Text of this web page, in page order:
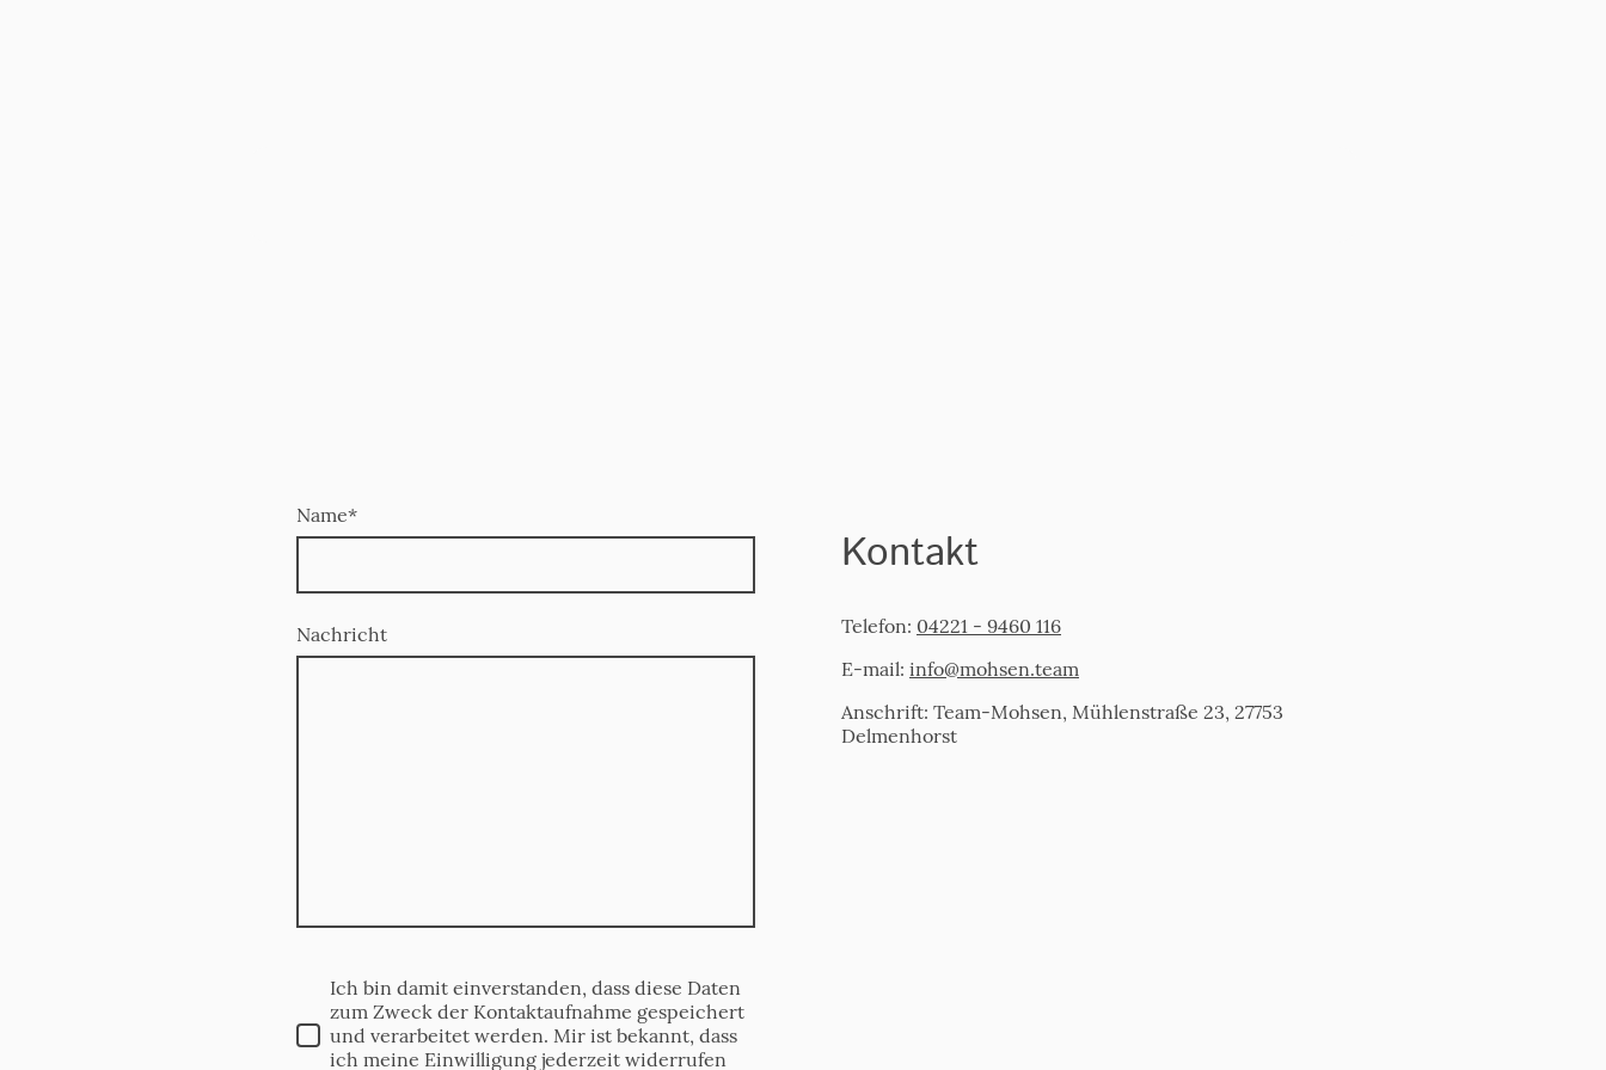
Name*
Nachricht
Ich bin damit einverstanden, dass diese Daten
zum Zweck der Kontaktaufnahme gespeichert
und verarbeitet werden. Mir ist bekannt, dass
ich meine Einwilligung jederzeit widerrufen
Kontakt
Telefon: 04221 - 9460 116
E-mail: info@mohsen.team
Anschrift: Team-Mohsen, Mühlenstraße 23, 27753
Delmenhorst